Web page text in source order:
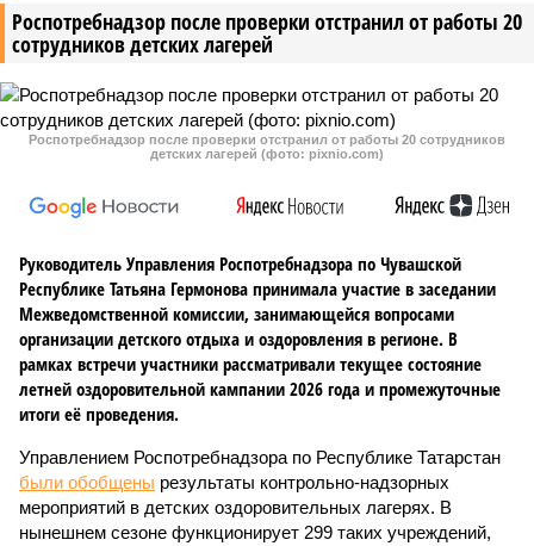
Роспотребнадзор после проверки отстранил от работы 20
сотрудников детских лагерей
Роспотребнадзор после проверки отстранил от работы 20 сотрудников
детских лагерей (фото: pixnio.com)
Руководитель Управления Роспотребнадзора по Чувашской
Республике Татьяна Гермонова принимала участие в заседании
Межведомственной комиссии, занимающейся вопросами
организации детского отдыха и оздоровления в регионе. В
рамках встречи участники рассматривали текущее состояние
летней оздоровительной кампании 2026 года и промежуточные
итоги её проведения.
Управлением Роспотребнадзора по Республике Татарстан
были обобщены результаты контрольно-надзорных
мероприятий в детских оздоровительных лагерях. В
нынешнем сезоне функционирует 299 таких учреждений,